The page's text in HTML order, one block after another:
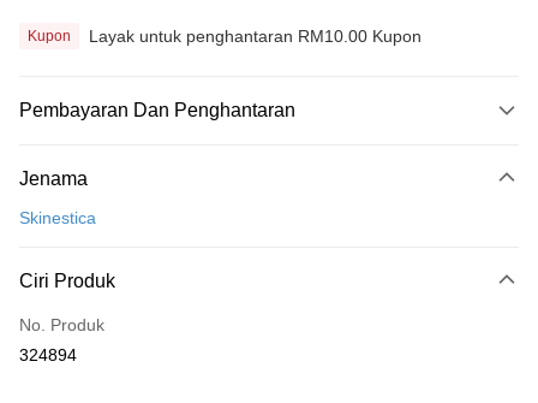
Kupon Layak untuk penghantaran RM10.00 Kupon
Pembayaran Dan Penghantaran
Kad Kredit
Hanya menyokong Maybank, CIMB Bank, Public Bank, RHB Bank, Hong
Boost
Jenama
Skinestica
Ciri Produk
No. Produk
324894